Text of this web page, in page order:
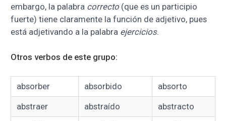
embargo, la palabra correcto (que es un participio
fuerte) tiene claramente la función de adjetivo, pues
está adjetivando a la palabra ejercicios.
Otros verbos de este grupo:
absorber absorbido
absorto
abstraer
abstraído
abstracto